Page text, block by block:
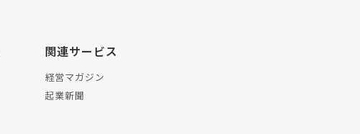
関連サービス
経営マガジン
起業新聞